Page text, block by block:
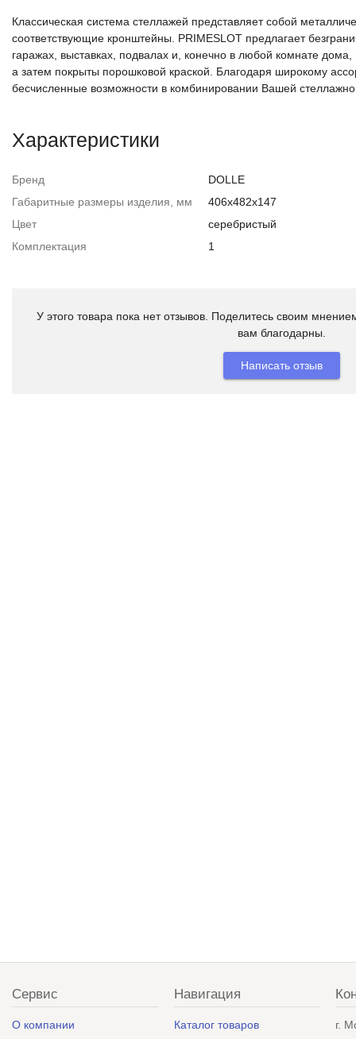
Классическая система стеллажей представляет собой
соответствующие кронштейны. PRIMESLOT предлагает
гаражах, выставках, подвалах и, конечно в любой комнате
а затем покрыты порошковой краской. Благодаря широкому
бесчисленные возможности в комбинировании Вашей
Характеристики
Бренд
DOLLE
Габаритные размеры изделия, мм
406x482x147
Цвет
серебристый
Комплектация
1
У этого товара пока нет отзывов. Поделитесь своим
вам благодарны.
Написать отзыв
Сервис
О компании
Навигация
Каталог товаров
г.